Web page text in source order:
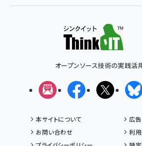
オープンソース技術の実践活
メルマガFacebookX(エック
本サイトについて
広
お問い合わせ
利